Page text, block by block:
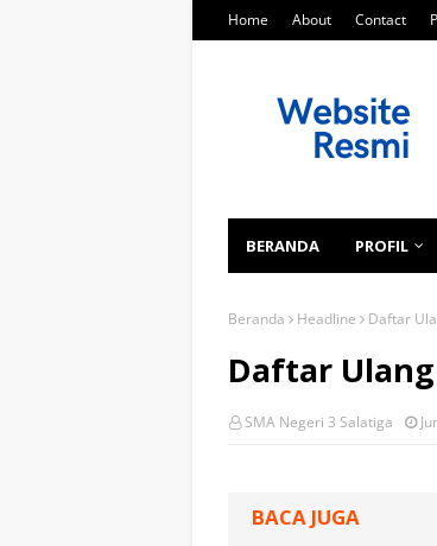
Home About Contact
BERANDA PROFIL
Beranda Headline Daftar
Daftar Ulang
SMA Negeri 3 Salatiga
BACA JUGA